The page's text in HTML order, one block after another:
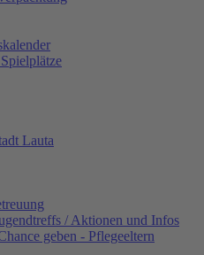
Lauta
/ Aktionen und Infos
geben - Pflegeeltern